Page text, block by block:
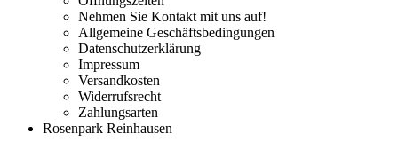
Nehmen Sie Kontakt mit uns auf!
Allgemeine Geschäftsbedingungen
Datenschutzerklärung
Impressum
Versandkosten
Widerrufsrecht
Zahlungsarten
Rosenpark Reinhausen